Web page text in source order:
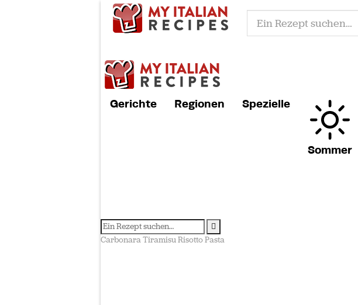
Gerichte Regionen Spezielle
Sommer
CarbonaraTiramisuRisottoPasta